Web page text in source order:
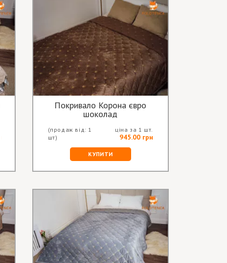
Покривало Корона євро
шоколад
(продаж від: 1
шт)
ціна за 1 шт.
945.00 грн
КУПИТИ